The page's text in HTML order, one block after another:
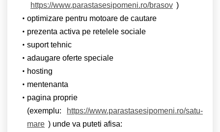
https://www.parastasesipomeni.ro/brasov )
optimizare pentru motoare de cautare
prezenta activa pe retelele sociale
suport tehnic
adaugare oferte speciale
hosting
mentenanta
pagina proprie
(exemplu:
https://www.parastasesipomeni.ro/satu-
mare ) unde va puteti afisa: